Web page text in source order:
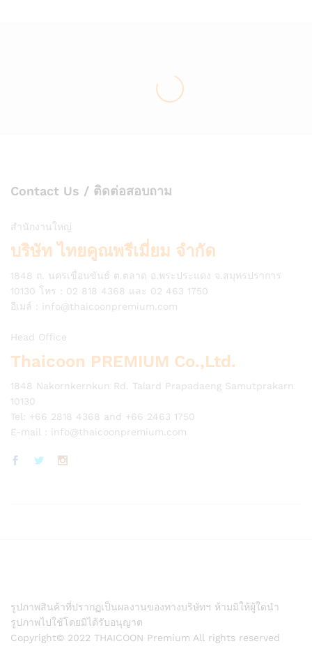
Contact Us / ติดต่อสอบถาม
สำนักงานใหญ่
บริษัท ไทยคูณพรีเมี่ยม จำกัด
1848 ถ. นครเขื่อนขันธ์ ต.ตลาด อ.พระประแดง จ.สมุทรปราการ
10130 โทร : 02 818 4368 และ 02 463 1750
อีเมล์ : info@thaicoonpremium.com
Head Office
Thaicoon PREMIUM Co.,Ltd.
1848 Nakornkernkun Rd. Talard Prapadaeng Samutprakarn
10130
Tel: +66 2818 4368 and +66 2463 1750
E-mail : info@thaicoonpremium.com
รูปภาพสินค้าที่ปรากฏเป็นผลงานของทางบริษัทฯ ห้ามมิให้ผู้ใดนำ
รูปภาพไปใช้โดยมิได้รับอนุญาต
Copyright© 2022 THAICOON Premium All rights reserved